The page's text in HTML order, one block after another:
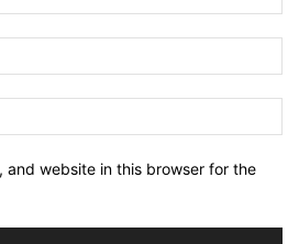
and website in this browser for the